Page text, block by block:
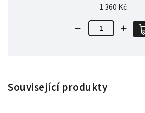
1 360 Kč
Související produkty